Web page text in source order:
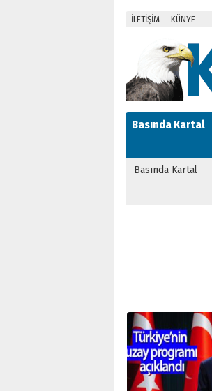
İLETİŞİM KÜNYE
Basında Kartal
Basında Kartal